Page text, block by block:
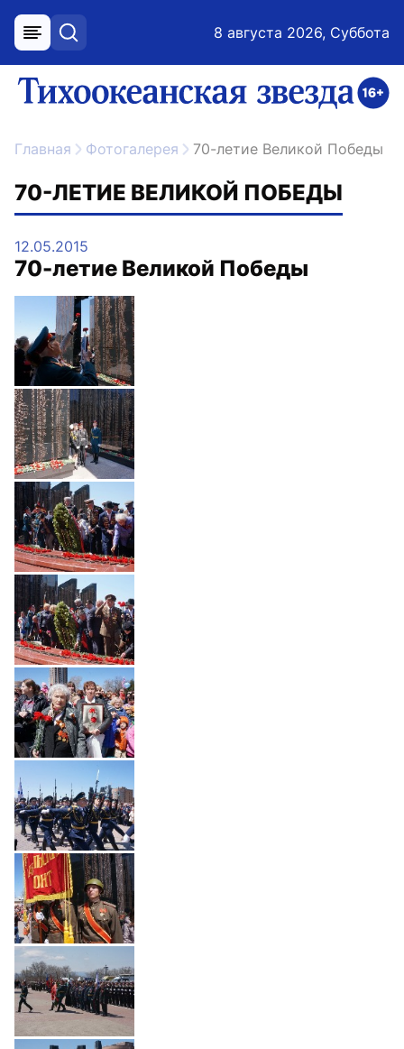
меню поиск 8 августа 2026, Суббота
ссылка на главную
Главная Фотогалерея 70-летие Великой Победы
70-ЛЕТИЕ ВЕЛИКОЙ ПОБЕДЫ
12.05.2015
70-летие Великой Победы